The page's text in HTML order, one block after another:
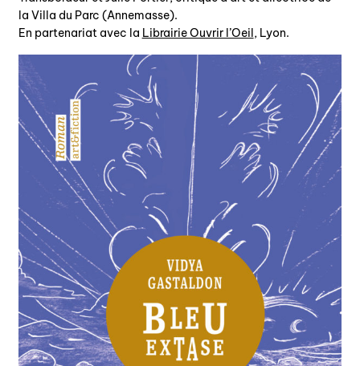
au-delà du livre ↓
artistes en résidence
lectures performées
podcasts
qui sommes-nous? ↓
éditions d’artistes
publications
sonar/genève
portraits
charte ia
la Villa du Parc (Annemasse).
En partenariat avec la Librairie Ouvrir l’Oeil, Lyon.